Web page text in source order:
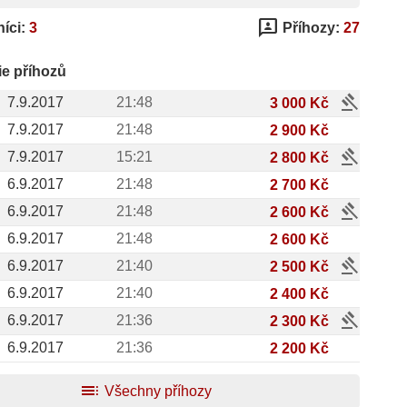
3 3p Příhozy: 27
příhozů
7.9.2017
21:48 3 000 Kč gavel
7.9.2017 21:48
2 900 Kč
7.9.2017
15:21 2 800 Kč gavel
6.9.2017 21:48
2 700 Kč
6.9.2017
21:48 2 600 Kč gavel
6.9.2017 21:48
2 600 Kč
6.9.2017
21:40 2 500 Kč gavel
6.9.2017 21:40
2 400 Kč
6.9.2017
21:36 2 300 Kč gavel
6.9.2017 21:36 2 200 Kč
toc Všechny příhozy